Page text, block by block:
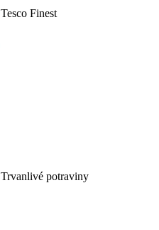
Tesco Finest
Trvanlivé potraviny